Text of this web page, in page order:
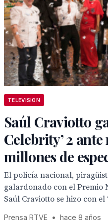
TELEVISION
Saúl Craviotto
Celebrity’ 2 ante
millones de
El policía nacional,
galardonado con el Premio
Saúl Craviotto se hizo con el
Prensa RTVE • hace 8 años